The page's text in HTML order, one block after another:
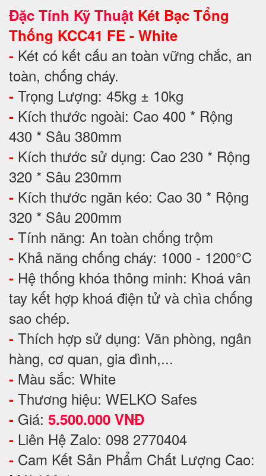
Đặc Tính Kỹ Thuật Két Bạc Tổng
Thống KCC41 FE - White
- Két có kết cấu an toàn vững chắc, an
toàn, chống cháy.
- Trọng Lượng: 45kg ± 10kg
- Kích thước ngoài: Cao 400 * Rộng
430 * Sâu 380mm
- Kích thước sử dụng: Cao 230 * Rộng
320 * Sâu 230mm
- Kích thước ngăn kéo: Cao 30 * Rộng
320 * Sâu 200mm
- Tính năng: An toàn chống trộm
- Khả năng chống cháy: 1000 - 1200°C
- Hệ thống khóa thông minh: Khoá vân
tay kết hợp khoá điện tử và chìa chống
sao chép.
- Thích hợp sử dụng: Văn phòng, ngân
hàng, cơ quan, gia đình,...
- Màu sắc: White
- Thương hiệu: WELKO Safes
- Giá: 5.500.000 VNĐ
- Liên Hệ Zalo: 098 2770404
- Cam Kết Sản Phẩm Chất Lượng Cao: